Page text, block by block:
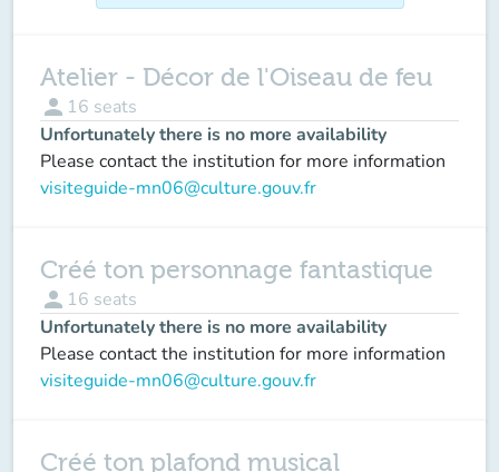
Atelier - Décor de l'Oiseau de feu
person 16 seats
Unfortunately there is no more availability
Please contact the institution for more information
visiteguide-mn06@culture.gouv.fr
Créé ton personnage fantastique
person 16 seats
Unfortunately there is no more availability
Please contact the institution for more information
visiteguide-mn06@culture.gouv.fr
Créé ton plafond musical